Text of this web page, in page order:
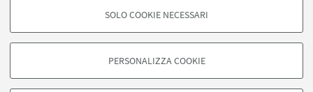
COOKIE DI PROFILAZIONE - FACOLTATIVI
degli utenti, creare profili in base al loro comportamento sul sito, per analisi
di marketing.
SOLO COOKIE NECESSARI
PERSONALIZZA COOKIE
©Copyright 2026 - ALMA MATER STUDIORUM - Università di
Bologna - Via Zamboni, 33 - 40126 Bologna - PI: 01131710376 - CF:
80007010376